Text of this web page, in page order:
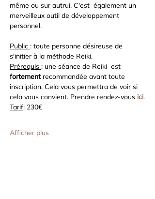
même ou sur autrui. C'est  également un
merveilleux outil de développement
personnel.
Public : toute personne désireuse de
s'initier à la méthode Reiki.
Prérequis : une séance de Reiki  est
fortement recommandée avant toute
inscription. Cela vous permettra de voir si
cela vous convient. Prendre rendez-vous ici.
Tarif: 230€
Afficher plus